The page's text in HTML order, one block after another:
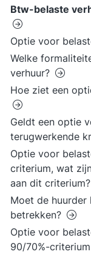
Btw-belaste
Optie voor
Welke
verhuur?
Hoe ziet een
Geldt een optie
terugwerkende
Optie voor
criterium, wat
aan dit criterium?
Moet de huurder
betrekken?
Optie voor
90/70%-